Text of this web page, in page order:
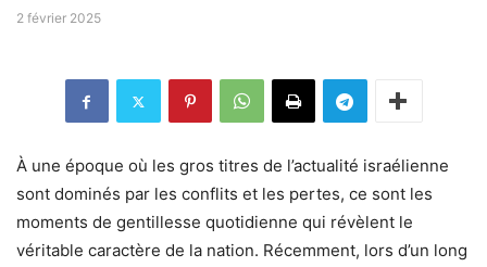
2 février 2025
À une époque où les gros titres de l’actualité israélienne
sont dominés par les conflits et les pertes, ce sont les
moments de gentillesse quotidienne qui révèlent le
véritable caractère de la nation. Récemment, lors d’un long